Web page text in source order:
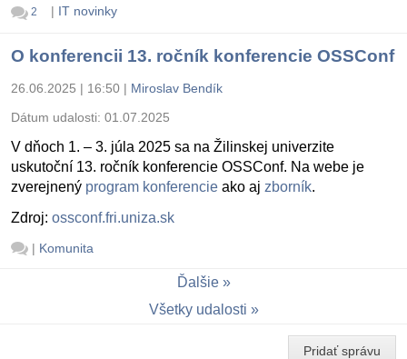
2 | IT novinky
O konferencii 13. ročník konferencie OSSConf
26.06.2025 | 16:50 | Miroslav Bendík
Dátum udalosti: 01.07.2025
V dňoch 1. – 3. júla 2025 sa na Žilinskej univerzite
uskutoční 13. ročník konferencie OSSConf. Na webe je
zverejnený program konferencie ako aj zborník.
Zdroj: ossconf.fri.uniza.sk
| Komunita
Ďalšie
Všetky udalosti
Pridať správu